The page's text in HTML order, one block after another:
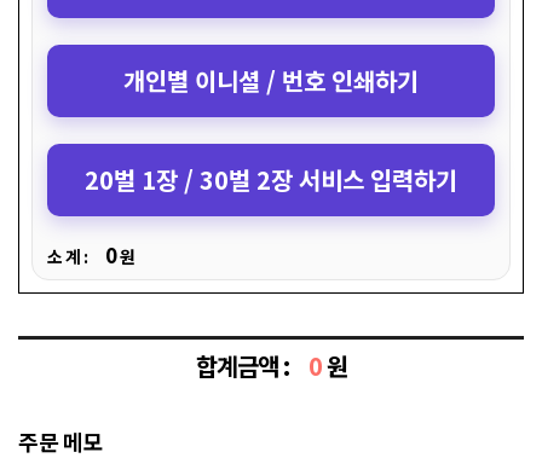
개인별 이니셜 / 번호 인쇄하기
20벌 1장 / 30벌 2장 서비스 입력하기
소 계 : 0원
합계금액 : 0원
주문 메모